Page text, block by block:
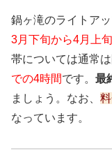
鍋ヶ滝のライトア
3月下旬から4月上旬
帯については通常
での4時間です。 最
ましょう。なお、
なっています。